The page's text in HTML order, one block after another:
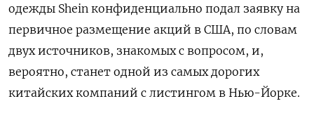
одежды Shein конфиденциально подал заявку на
первичное размещение акций в США, по словам
двух источников, знакомых с вопросом, и,
вероятно, станет одной из самых дорогих
китайских компаний с листингом в Нью-Йорке.